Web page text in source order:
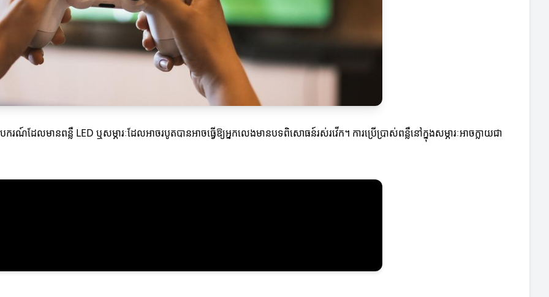
ណ៍ដែលមានពន្លឺ LED ឬសម្ភារៈដែលអាចរបូតបានអាចធ្វើឱ្យអ្នកលេងមានបទពិសោធន៍រស់រវើក។ ការប្រើប្រាស់ពន្លឺនៅក្នុងសម្ភារៈអាចក្លាយជា